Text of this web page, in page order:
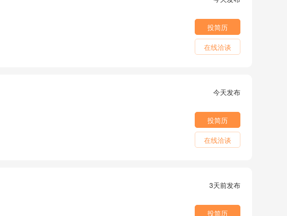
投简历
在线洽谈
今天发布
投简历
在线洽谈
3天前发布
投简历